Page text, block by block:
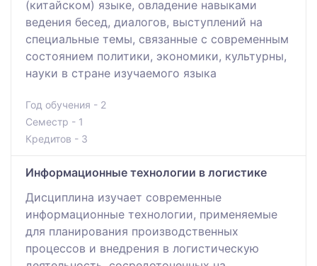
(китайском) языке, овладение навыками
ведения бесед, диалогов, выступлений на
специальные темы, связанные с современным
состоянием политики, экономики, культурны,
науки в стране изучаемого языка
Год обучения - 2
Семестр - 1
Кредитов - 3
Информационные технологии в логистике
Дисциплина изучает современные
информационные технологии, применяемые
для планирования производственных
процессов и внедрения в логистическую